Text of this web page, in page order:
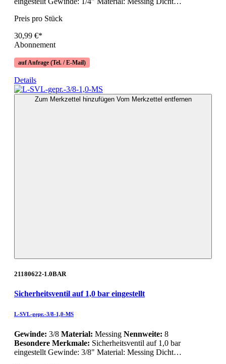
Preis pro Stück
30,99 €*
Abonnement
auf Anfrage (Tel. / E-Mail)
Details
Zum Merkzettel hinzufügen Vom Merkzettel entfernen
21180622-1.0BAR
Sicherheitsventil auf 1,0 bar eingestellt
L-SVL-gepr.-3/8-1,0-MS
Gewinde: 3/8 Material: Messing Nennweite: 8
Besondere Merkmale: Sicherheitsventil auf 1,0 bar
eingestellt Gewinde: 3/8" Material: Messing Dicht…